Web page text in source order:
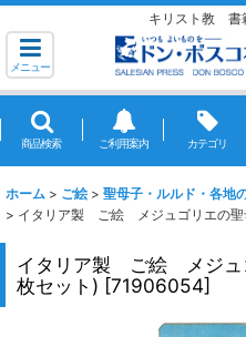
キリスト教 書
メニュー
商品検索 ご利用案内 カテゴリ
ホーム > ご絵 > 聖母子・ルルド・各地
> イタリア製 ご絵 メジュゴリエの
イタリア製 ご絵 メジ
枚セット) [71906054]